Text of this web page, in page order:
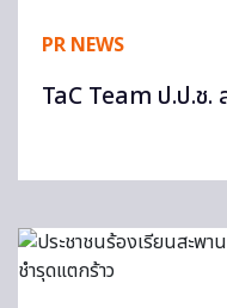
PR NEWS
TaC Team ป.ป.ช